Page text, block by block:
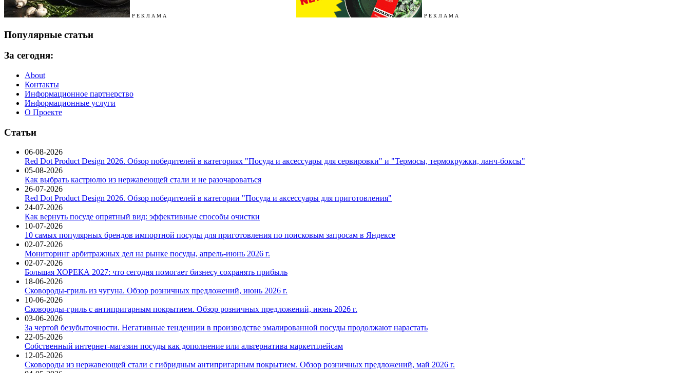
Р Е К Л А М А Р Е К Л А М А
Популярные статьи
За сегодня:
About
Контакты
Информационное партнерство
Информационные услуги
О Проекте
Статьи
06-08-2026
Red Dot Product Design 2026. Обзор победителей в категориях "Посуда и аксессуары для сервировки" и "Термосы, термокружки, ланч-боксы"
05-08-2026
Как выбрать кастрюлю из нержавеющей стали и не разочароваться
26-07-2026
Red Dot Product Design 2026. Обзор победителей в категории "Посуда и аксессуары для приготовления"
24-07-2026
Как вернуть посуде опрятный вид: эффективные способы очистки
10-07-2026
10 самых популярных брендов импортной посуды для приготовления по поисковым запросам в Яндексе
02-07-2026
Мониторинг арбитражных дел на рынке посуды, апрель-июнь 2026 г.
02-07-2026
Большая ХОРЕКА 2027: что сегодня помогает бизнесу сохранять прибыль
18-06-2026
Сковороды-гриль из чугуна. Обзор розничных предложений, июнь 2026 г.
10-06-2026
Сковороды-гриль с антипригарным покрытием. Обзор розничных предложений, июнь 2026 г.
03-06-2026
За чертой безубыточности. Негативные тенденции в производстве эмалированной посуды продолжают нарастать
22-05-2026
Собственный интернет-магазин посуды как дополнение или альтернатива маркетплейсам
12-05-2026
Сковороды из нержавеющей стали с гибридным антипригарным покрытием. Обзор розничных предложений, май 2026 г.